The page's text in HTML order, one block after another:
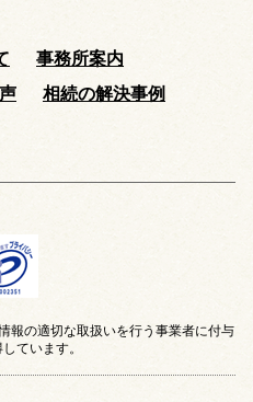
事務所案内
相続の解決事例
報の適切な取扱いを行う事業者に付与
ています。